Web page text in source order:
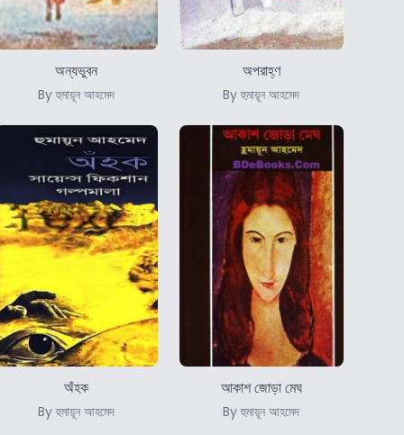
অন্যভুবন
By হুমায়ূন আহমেদ
অপরাহ্ণ
By হুমায়ূন আহমেদ
অঁহক
By হুমায়ূন আহমেদ
আকাশ জোড়া মেঘ
By হুমায়ূন আহমেদ